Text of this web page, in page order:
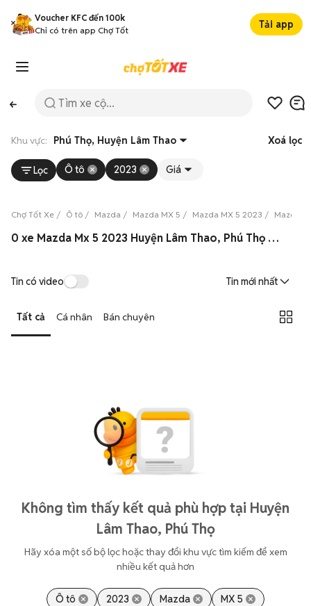
Voucher KFC đến 100k
Chỉ có trên app Chợ Tốt
Tải app
Khu vực: Phú Thọ, Huyện Lâm Thao Xoá lọc
Lọc Ô tô 2023 Giá
Chợ Tốt Xe Ô tô Mazda Mazda MX 5 Mazda MX 5 2023 Mazda
0 xe Mazda Mx 5 2023 Huyện Lâm Thao, Phú Thọ 08/2026
Tin có video Tin mới nhất
Tất cả Cá nhân Bán chuyên
Không tìm thấy kết quả phù hợp tại Huyện
Lâm Thao, Phú Thọ
Hãy xóa một số bộ lọc hoặc thay đổi khu vực tìm kiếm để xem
nhiều kết quả hơn
Ô tô 2023 Mazda MX 5